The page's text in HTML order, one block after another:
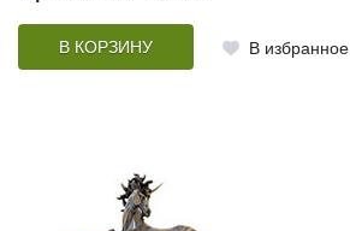
В КОРЗИНУ В избранное